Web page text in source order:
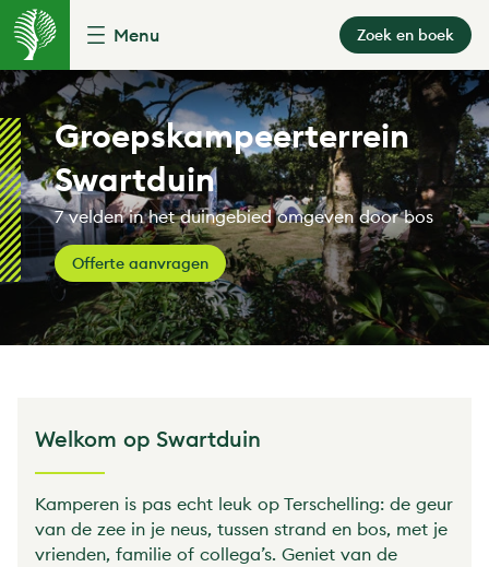
Menu Zoek en boek
Groepskampeerterrein
Swartduin
7 velden in het duingebied omgeven door bos
Offerte aanvragen
Welkom op Swartduin
Kamperen is pas echt leuk op Terschelling: de geur
van de zee in je neus, tussen strand en bos, met je
vrienden, familie of collega’s. Geniet van de